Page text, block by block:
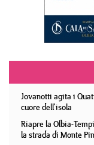
Jovanotti agita i
cuore dell'isola
Riapre la Olbia-
la strada di Monte